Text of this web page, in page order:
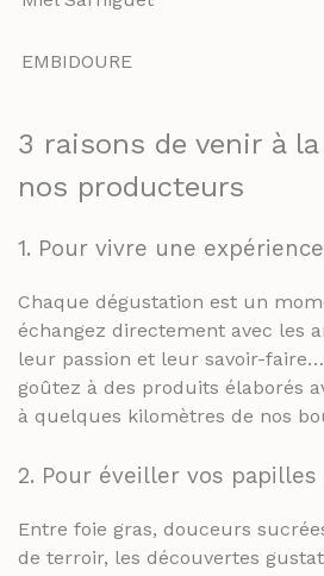
EMBIDOURE
3 raisons de venir à
nos producteurs
1. Pour vivre une
Chaque dégustation est un
échangez directement avec les
leur passion et leur savoir-
goûtez à des produits élaborés
à quelques kilomètres de nos
2. Pour éveiller vos papilles
Entre foie gras, douceurs
de terroir, les découvertes